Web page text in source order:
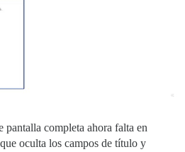
completa ahora falta en
oculta los campos de título y